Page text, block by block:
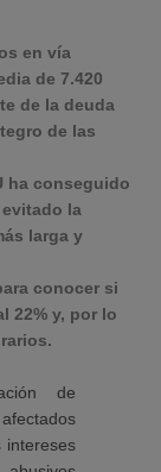
en vía
de 7.420
de la deuda
de las
ha conseguido
la
larga y
conocer si
22% y, por lo
de